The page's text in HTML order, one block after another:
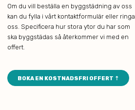
Om du vill beställa en byggstädning av oss
kan du fylla i vårt kontaktformulär eller ringa
oss. Specificera hur stora ytor du har som
ska byggstädas så återkommer vi med en
offert.
BOKA EN KOSTNADSFRI OFFERT ⇡